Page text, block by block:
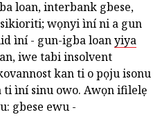
loan, interbank gbese,
wọnyi ìní ni a gun
ìní - gun-igba loanyiya
iwe tabi insolvent
kan ti o pọju isonu
ti ìní sinu owo. Awọn ifilelẹ
gbese ewu -